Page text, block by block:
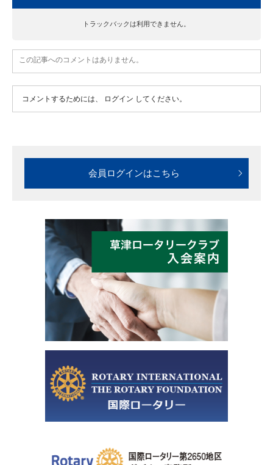
トラックバックは利用できません。
この記事へのコメントはありません。
コメントするためには、 ログイン してください。
会員ログインはこちら